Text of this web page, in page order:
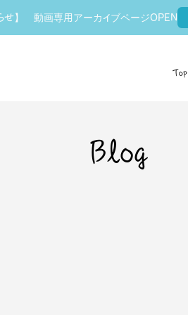
Top
Blog
せ】 動画専用アーカイブページOPEN